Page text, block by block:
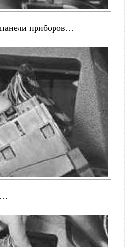
приборов…